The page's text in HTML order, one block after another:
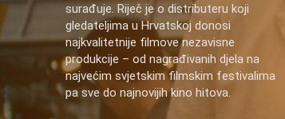
surađuje. Riječ je o distributeru koji
gledateljima u Hrvatskoj donosi
najkvalitetnije filmove nezavisne
produkcije – od nagrađivanih djela na
najvećim svjetskim filmskim festivalima
pa sve do najnovijih kino hitova.